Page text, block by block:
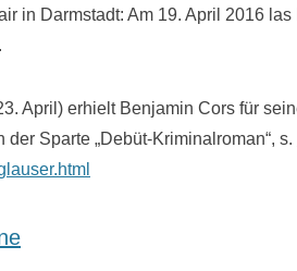
in Darmstadt: Am 19. April 2016
April) erhielt Benjamin Cors für
Sparte „Debüt-Kriminalroman“, s.